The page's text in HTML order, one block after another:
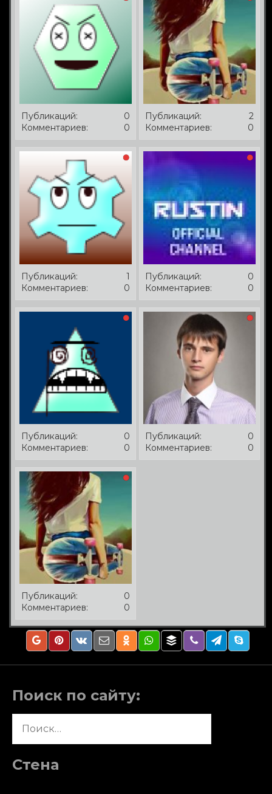
Публикаций:
0
Комментариев:
0
Публикаций:
2
Комментариев:
0
Публикаций:
1
Комментариев:
0
Публикаций:
0
Комментариев:
0
Публикаций:
0
Комментариев:
0
Публикаций:
0
Комментариев:
0
Публикаций:
0
Комментариев:
0
Поиск по сайту:
Стена